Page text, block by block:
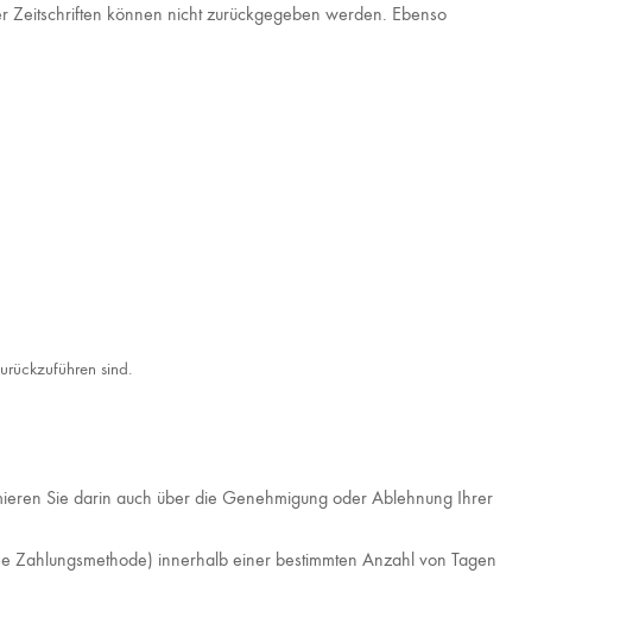
Zeitschriften können nicht zurückgegeben werden. Ebenso
sind.
Sie darin auch über die Genehmigung oder Ablehnung Ihrer
innerhalb einer bestimmten Anzahl von Tagen